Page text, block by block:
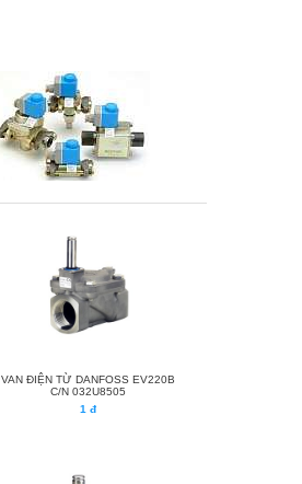
VAN ĐIỆN TỪ DANFOSS EV220B
C/N 032U8505
1 đ